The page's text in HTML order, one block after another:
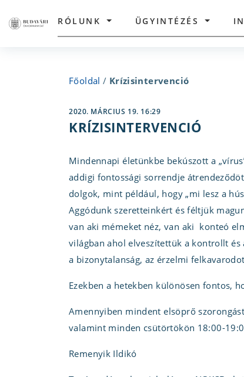
RÓLUNK ÜGYINTÉZÉS
Főoldal / Krízisintervenció
2020. MÁRCIUS 19. 16:29
KRÍZISINTERVENCIÓ
Mindennapi életünkbe bekúszott a
addigi fontossági sorrendje
dolgok, mint például, hogy „mi lesz a
Aggódunk szeretteinkért és féltjük
van aki mémeket néz, van aki konteó
világban ahol elveszítettük a kontrollt
a bizonytalanság, az érzelmi
Ezekben a hetekben különösen fontos,
Amennyiben mindent elsöprő
valamint minden csütörtökön 18:00-
Remenyik Ildikó